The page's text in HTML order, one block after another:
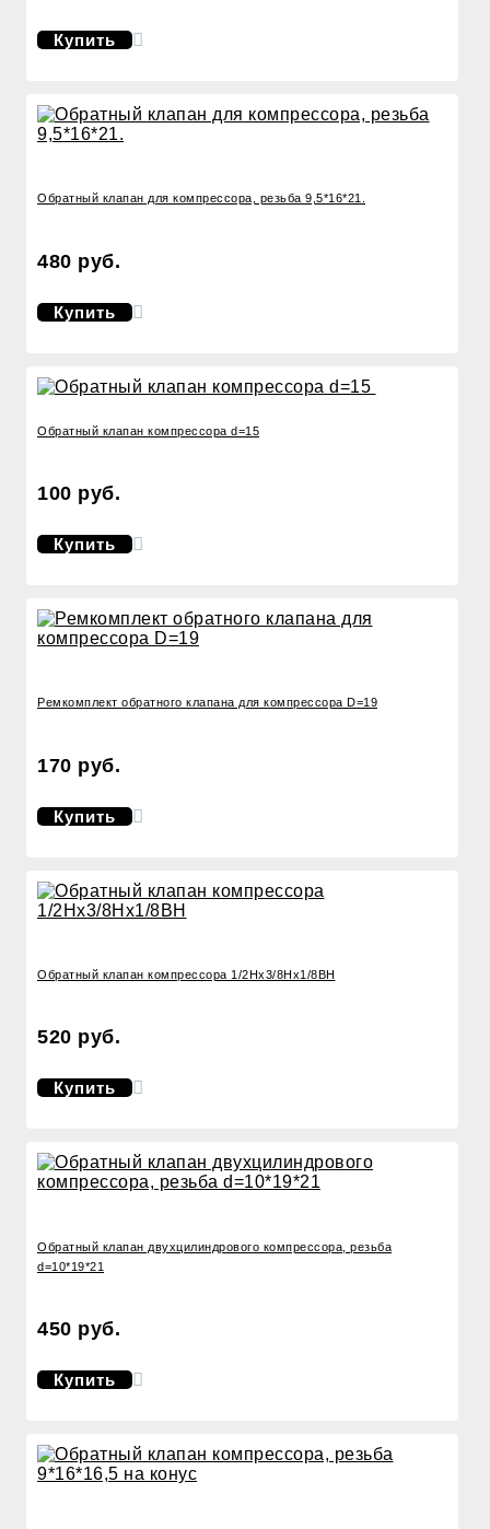
Купить
Обратный клапан для компрессора, резьба 9,5*16*21.
480 руб.
Купить
Обратный клапан компрессора d=15
100 руб.
Купить
Ремкомплект обратного клапана для компрессора D=19
170 руб.
Купить
Обратный клапан компрессора 1/2Нх3/8Нх1/8ВН
520 руб.
Купить
Обратный клапан двухцилиндрового компрессора, резьба
d=10*19*21
450 руб.
Купить